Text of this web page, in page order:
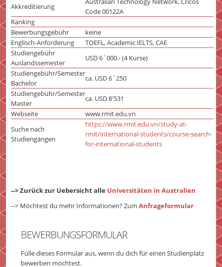
Akkreditierung
Code 00122A
Ranking
Bewerbungsgebühr
keine
Englisch-Anforderung
TOEFL, Academic IELTS, CAE
Studiengebühr
Auslandssemester
USD 6´000.- (4 Kurse)
Studiengebühr/Semester
Bachelor
ca. USD 6´250
Studiengebühr/Semester
Master
ca. USD 8'531
Webseite
www.rmit.edu.vn
Suche nach
Studiengängen
https://www.rmit.edu.vn/study-at-
rmit/international-students/course-search-
for-international-students
--> Zurück zur Uebersicht alle Universitäten in Australien
--> Möchtest du mehr Informationen? Zum Anfrageformular
BEWERBUNGSFORMULAR
Fülle dieses Formular aus, wenn du dich für einen Studienplatz
bewerben möchtest.